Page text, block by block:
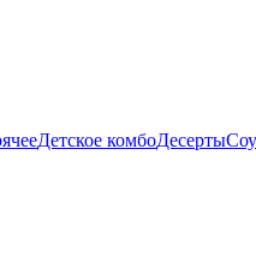
Детское комбоДесерты